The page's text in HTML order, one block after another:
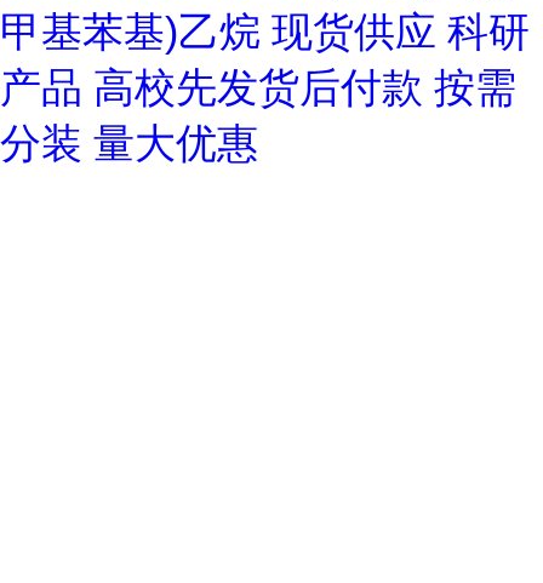
甲基苯基)乙烷 现货供应 科研
产品 高校先发货后付款 按需
分装 量大优惠